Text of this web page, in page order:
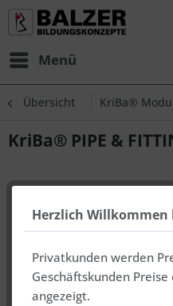
Menü
Übersicht KriBa®
KriBa® PIPE &
Herzlich Willkommen
Privatkunden werden
Geschäftskunden
angezeigt.